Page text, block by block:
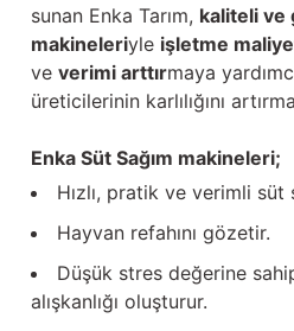
sunan Enka Tarım, kaliteli ve
makineleriyle işletme
ve verimi arttırmaya
üreticilerinin karlılığını
Enka Süt Sağım makineleri;
Hızlı, pratik ve verimli süt
Hayvan refahını gözetir.
Düşük stres değerine
alışkanlığı oluşturur.